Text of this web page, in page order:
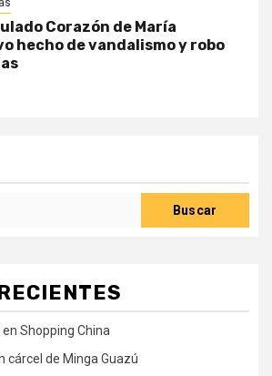
Corazón de María
hecho de vandalismo y robo
Buscar
Shopping China
cárcel de Minga Guazú